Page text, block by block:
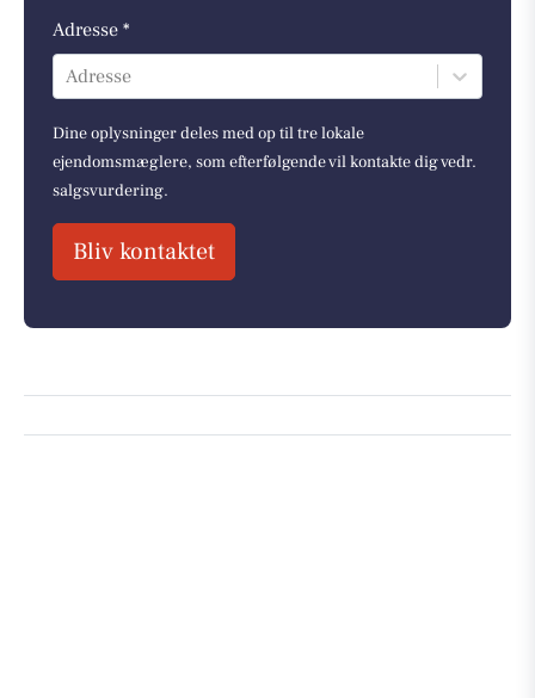
Adresse *
Adresse
Dine oplysninger deles med op til tre lokale
ejendomsmæglere, som efterfølgende vil kontakte dig vedr.
salgsvurdering.
Bliv kontaktet